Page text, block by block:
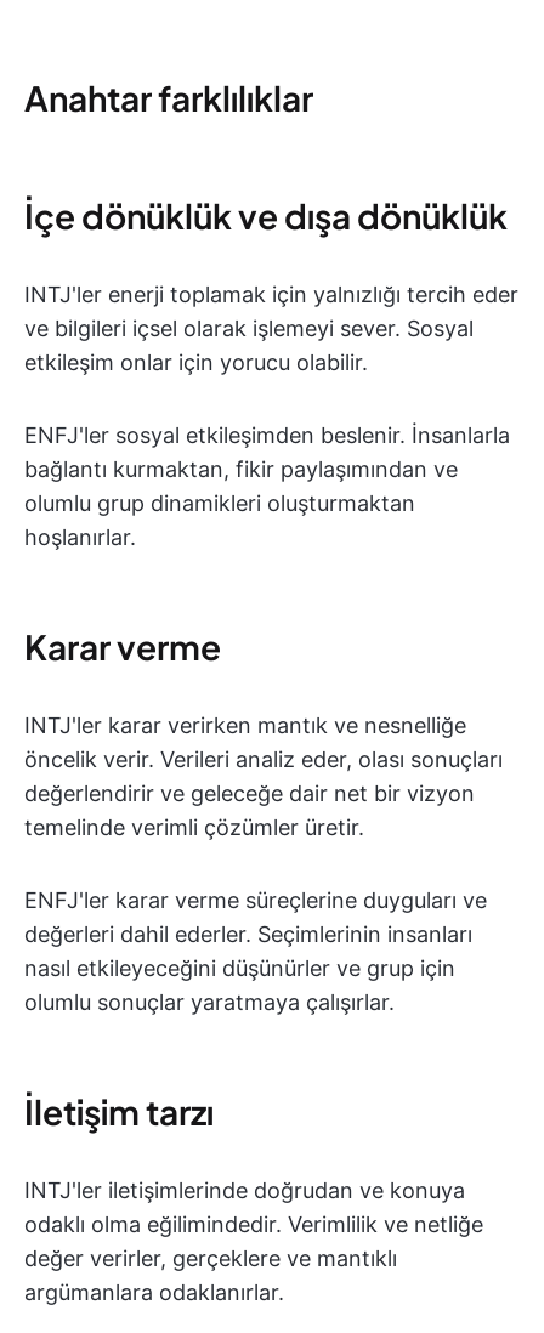
Anahtar farklılıklar
İçe dönüklük ve dışa dönüklük
INTJ'ler enerji toplamak için yalnızlığı tercih eder
ve bilgileri içsel olarak işlemeyi sever. Sosyal
etkileşim onlar için yorucu olabilir.
ENFJ'ler sosyal etkileşimden beslenir. İnsanlarla
bağlantı kurmaktan, fikir paylaşımından ve
olumlu grup dinamikleri oluşturmaktan
hoşlanırlar.
Karar verme
INTJ'ler karar verirken mantık ve nesnelliğe
öncelik verir. Verileri analiz eder, olası sonuçları
değerlendirir ve geleceğe dair net bir vizyon
temelinde verimli çözümler üretir.
ENFJ'ler karar verme süreçlerine duyguları ve
değerleri dahil ederler. Seçimlerinin insanları
nasıl etkileyeceğini düşünürler ve grup için
olumlu sonuçlar yaratmaya çalışırlar.
İletişim tarzı
INTJ'ler iletişimlerinde doğrudan ve konuya
odaklı olma eğilimindedir. Verimlilik ve netliğe
değer verirler, gerçeklere ve mantıklı
argümanlara odaklanırlar.